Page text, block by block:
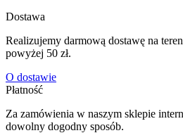
Dostawa
Realizujemy darmową dostawę na
powyżej 50 zł.
O dostawie
Płatność
Za zamówienia w naszym sklepie
dowolny dogodny sposób.